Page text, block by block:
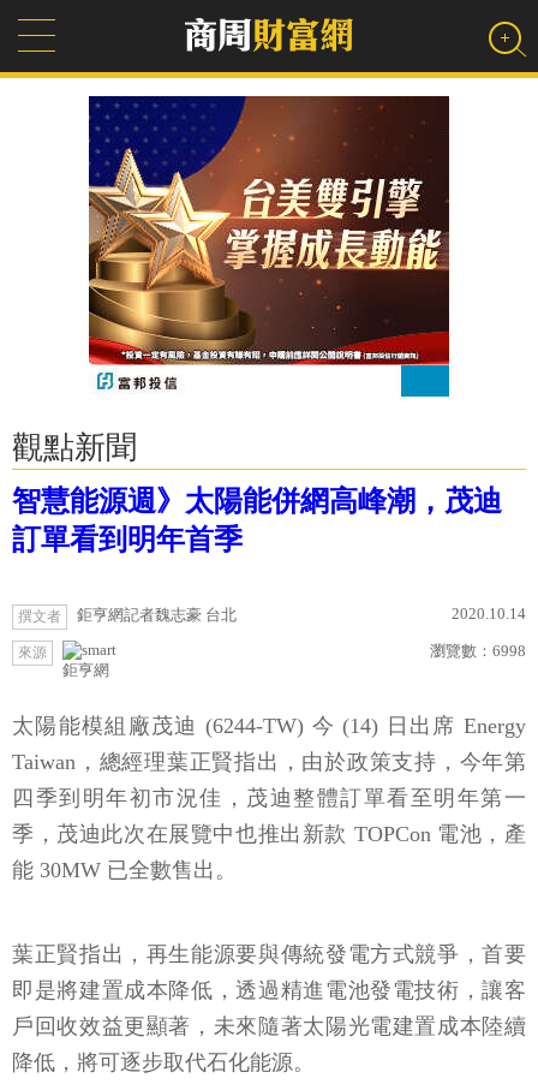
觀點新聞
智慧能源週》太陽能併網高峰潮，茂迪
訂單看到明年首季
撰文者 鉅亨網記者魏志豪 台北 2020.10.14
來源
鉅亨網
瀏覽數： 6998
太陽能模組廠茂迪 (6244-TW) 今 (14) 日出席 Energy
Taiwan，總經理葉正賢指出，由於政策支持，今年第
四季到明年初市況佳，茂迪整體訂單看至明年第一
季，茂迪此次在展覽中也推出新款 TOPCon 電池，產
能 30MW 已全數售出。
葉正賢指出，再生能源要與傳統發電方式競爭，首要
即是將建置成本降低，透過精進電池發電技術，讓客
戶回收效益更顯著，未來隨著太陽光電建置成本陸續
降低，將可逐步取代石化能源。